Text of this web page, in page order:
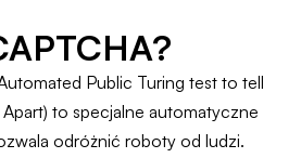
Public Turing test to tell
to specjalne automatyczne
odróżnić roboty od ludzi.